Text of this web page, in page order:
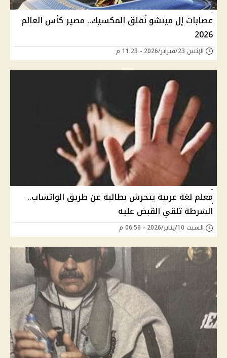
عصابات إل مينشو تُقلق المكسيك.. مصير كأس العالم
2026
الإثنين 23/فبراير/2026 - 11:23 م
معلم لغة عربية يتحرش بطالبة عن طريق الواتساب..
الشرطة تلقي القبض عليه
السبت 10/يناير/2026 - 06:56 م